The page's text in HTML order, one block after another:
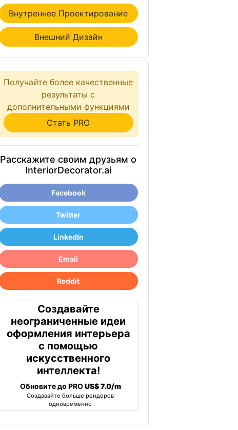
Внутреннее Проектирование
Внешний Дизайн
Получайте более качественные
результаты с
дополнительными функциями
Стать PRO
Расскажите своим друзьям о
InteriorDecorator.ai
Facebook
Twitter
LinkedIn
Email
Reddit
Создавайте
неограниченные идеи
оформления интерьера
с помощью
искусственного
интеллекта!
Обновите до PROUS$ 7.0/m
Создавайте больше рендеров
одновременно